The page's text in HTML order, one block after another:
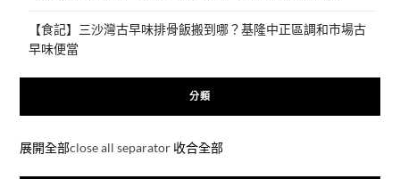
【食記】三沙灣古早味排骨飯搬到哪？基隆中正區調和市場古
早味便當
分類
展開全部close all separator 收合全部